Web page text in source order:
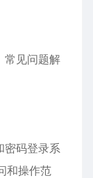
常见问题解
密码登录系
和操作范